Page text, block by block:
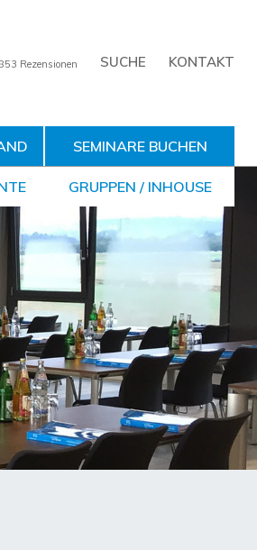
KONTAKT
Rezensionen
SEMINARE BUCHEN
GRUPPEN / INHOUSE